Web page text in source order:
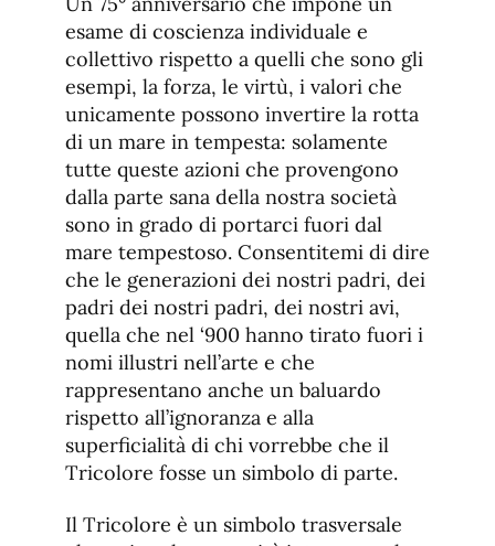
esame di coscienza individuale e
collettivo rispetto a quelli che sono gli
esempi, la forza, le virtù, i valori che
unicamente possono invertire la rotta
di un mare in tempesta: solamente
tutte queste azioni che provengono
dalla parte sana della nostra società
sono in grado di portarci fuori dal
mare tempestoso. Consentitemi di dire
che le generazioni dei nostri padri, dei
padri dei nostri padri, dei nostri avi,
quella che nel ‘900 hanno tirato fuori i
nomi illustri nell’arte e che
rappresentano anche un baluardo
rispetto all’ignoranza e alla
superficialità di chi vorrebbe che il
Tricolore fosse un simbolo di parte.
Il Tricolore è un simbolo trasversale